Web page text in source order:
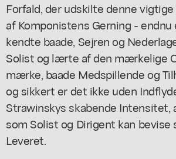
Forfald, der udskilte denne
af Komponistens Gerning - endnu
kendte baade, Sejren og
Solist og lærte af den mærkelige
mærke, baade Medspillende og
og sikkert er det ikke uden
Strawinskys skabende Intensitet,
som Solist og Dirigent kan bevise
Leveret.